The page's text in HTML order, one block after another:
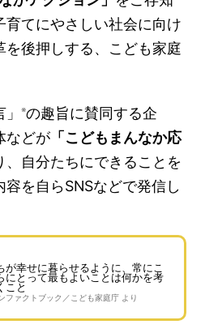
育てにやさしい社会に向け
を後押しする、こども家庭
」※の趣旨に賛同する企
などが 「こどもまんなか応
、自分たちにできることを
を自らSNSなどで発信し
が幸せに暮らせるように、常にこ
にとって最もよいことは何かを考
こと
ファクトブック／こども家庭庁 より